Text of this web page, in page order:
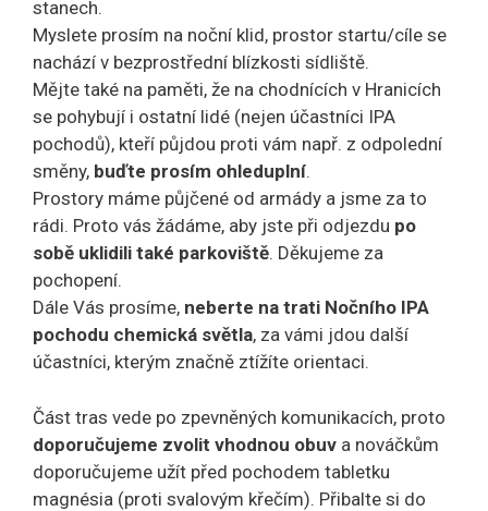
stanech.
Myslete prosím na noční klid, prostor startu/cíle se
nachází v bezprostřední blízkosti sídliště.
Mějte také na paměti, že na chodnících v Hranicích
se pohybují i ostatní lidé (nejen účastníci IPA
pochodů), kteří půjdou proti vám např. z odpolední
směny, buďte prosím ohleduplní.
Prostory máme půjčené od armády a jsme za to
rádi. Proto vás žádáme, aby jste při odjezdu po
sobě uklidili také parkoviště. Děkujeme za
pochopení.
Dále Vás prosíme, neberte na trati Nočního IPA
pochodu chemická světla, za vámi jdou další
účastníci, kterým značně ztížíte orientaci.
Část tras vede po zpevněných komunikacích, proto
doporučujeme zvolit vhodnou obuv a nováčkům
doporučujeme užít před pochodem tabletku
magnésia (proti svalovým křečím). Přibalte si do